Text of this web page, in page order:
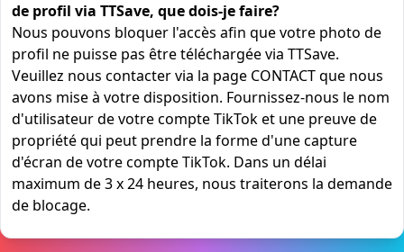
de profil via TTSave, que dois-je faire?
Nous pouvons bloquer l'accès afin que votre photo de
profil ne puisse pas être téléchargée via TTSave.
Veuillez nous contacter via la page CONTACT que nous
avons mise à votre disposition. Fournissez-nous le nom
d'utilisateur de votre compte TikTok et une preuve de
propriété qui peut prendre la forme d'une capture
d'écran de votre compte TikTok. Dans un délai
maximum de 3 x 24 heures, nous traiterons la demande
de blocage.